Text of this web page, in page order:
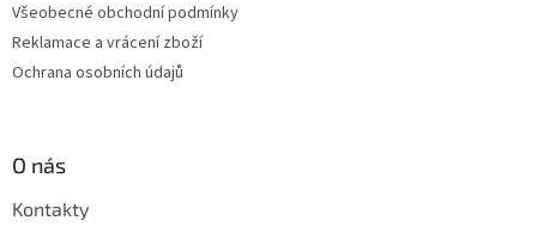
Všeobecné obchodní podmínky
Reklamace a vrácení zboží
Ochrana osobních údajů
O nás
Kontakty